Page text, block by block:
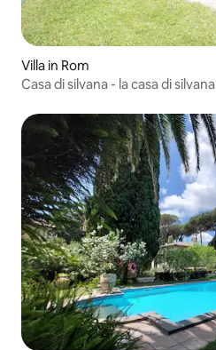
Villa in Rom
Casa di silvana - la casa di silvana